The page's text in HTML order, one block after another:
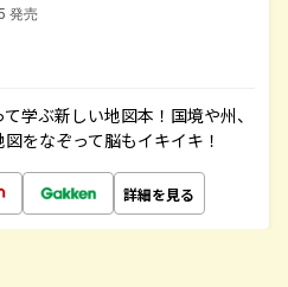
発売
学ぶ新しい地図本！国境や州、
をなぞって脳もイキイキ！
詳細を見る